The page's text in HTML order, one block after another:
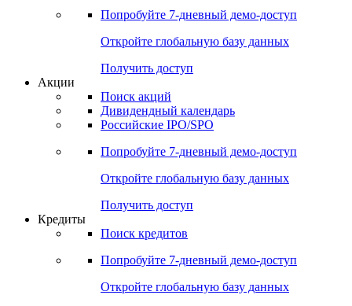
Попробуйте 7-дневный демо-доступ
Откройте глобальную базу данных
Получить доступ
Акции
Поиск акций
Дивидендный календарь
Российские IPO/SPO
Попробуйте 7-дневный демо-доступ
Откройте глобальную базу данных
Получить доступ
Кредиты
Поиск кредитов
Попробуйте 7-дневный демо-доступ
Откройте глобальную базу данных